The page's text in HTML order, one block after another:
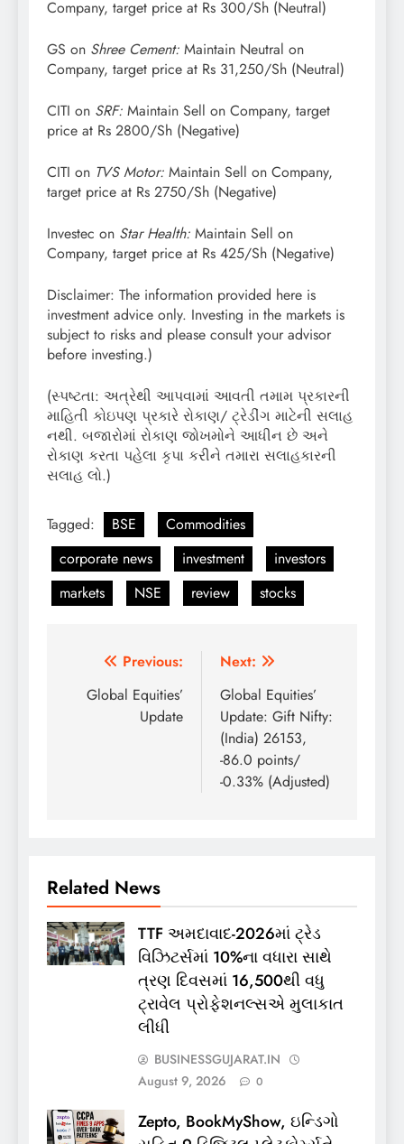
Company, target price at Rs 300/Sh (Neutral)
GS on Shree Cement: Maintain Neutral on
Company, target price at Rs 31,250/Sh (Neutral)
CITI on SRF: Maintain Sell on Company, target
price at Rs 2800/Sh (Negative)
CITI on TVS Motor: Maintain Sell on Company,
target price at Rs 2750/Sh (Negative)
Investec on Star Health: Maintain Sell on
Company, target price at Rs 425/Sh (Negative)
Disclaimer: The information provided here is
investment advice only. Investing in the markets is
subject to risks and please consult your advisor
before investing.)
(સ્પષ્ટતા: અત્રેથી આપવામાં આવતી તમામ પ્રકારની
માહિતી કોઇપણ પ્રકારે રોકાણ/ ટ્રેડીંગ માટેની સલાહ
નથી. બજારોમાં રોકાણ જોખમોને આધીન છે અને
રોકાણ કરતા પહેલા કૃપા કરીને તમારા સલાહકારની
સલાહ લો.)
Tagged: BSE
Commodities
corporate news
investment
investors
markets
NSE review stocks
Post
navigation
Previous:
Global Equities’
Update
Next:
Global Equities’
Update: Gift Nifty:
(India) 26153,
-86.0 points/
-0.33% (Adjusted)
Related News
TTF અમદાવાદ-2026માં ટ્રેડ
વિઝિટર્સમાં 10%ના વધારા સાથે
ત્રણ દિવસમાં 16,500થી વધુ
ટ્રાવેલ પ્રોફેશનલ્સએ મુલાકાત
લીધી
BUSINESSGUJARAT.IN
August 9, 2026
0
Zepto, BookMyShow, ઇન્ડિગો